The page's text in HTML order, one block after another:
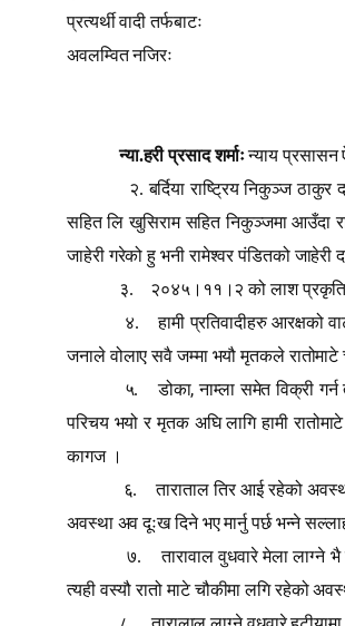
प्रत्यर्थी वादी तर्फबाटः
अवलम्वित नजिरः
न्या.हरी प्रसाद शर्माः न्याय प्रसासन
२. बर्दिया राष्ट्रिय निकुञ्ज
सहित लि खुसिराम सहित निकुञ्जमा आउँदा
जाहेरी गरेको हु भनी रामेश्वर पंडितको जाहेरी
३.
२०४५।११।२ को लाश
४.
हामी प्रतिवादीहरु आरक्षको
जनाले वोलाए सवै जम्मा भयौ मृतकले रातोमाटे
५.
डोका,नाम्ला समेत विक्री
परिचय भयो र मृतक अघि लागि हामी
कागज ।
६.
ताराताल तिर आई रहेको
अवस्था अव दूःख दिने भए मार्नु पर्छ भन्ने
७.
तारावाल वुधवारे मेला लाग्ने
त्यही वस्यौ रातो माटे चौकीमा लगि रहेको